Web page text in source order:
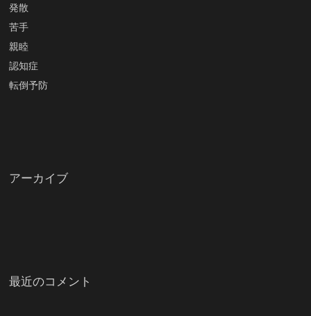
発散
苦手
親睦
認知症
転倒予防
アーカイブ
最近のコメント